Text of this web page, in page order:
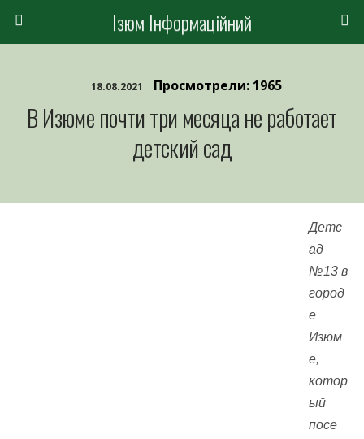
Ізюм Інформаційний
18.08.2021 Просмотрели: 1965
В Изюме почти три месяца не работает
детский сад
Детс
ад
№13 в
город
е
Изюм
е,
котор
ый
посе